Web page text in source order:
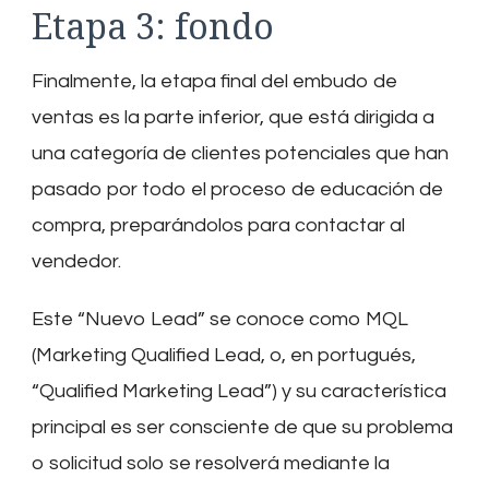
Etapa 3: fondo
Finalmente, la etapa final del embudo de
ventas es la parte inferior, que está dirigida a
una categoría de clientes potenciales que han
pasado por todo el proceso de educación de
compra, preparándolos para contactar al
vendedor.
Este “Nuevo Lead” se conoce como MQL
(Marketing Qualified Lead, o, en portugués,
“Qualified Marketing Lead”) y su característica
principal es ser consciente de que su problema
o solicitud solo se resolverá mediante la